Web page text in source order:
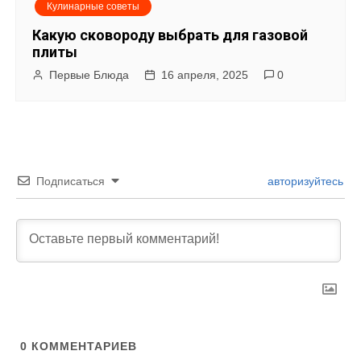
Кулинарные советы
Какую сковороду выбрать для газовой
плиты
Первые Блюда 16 апреля, 2025 0
Подписаться авторизуйтесь
0 КОММЕНТАРИЕВ